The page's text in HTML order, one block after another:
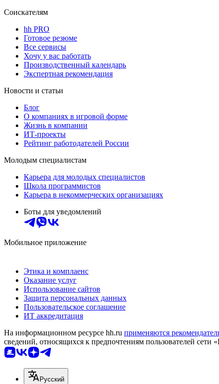
Соискателям
hh PRO
Готовое резюме
Все сервисы
Хочу у вас работать
Производственный календарь
Экспертная рекомендация
Новости и статьи
Блог
О компаниях в игровой форме
Жизнь в компании
ИТ-проекты
Рейтинг работодателей России
Молодым специалистам
Карьера для молодых специалистов
Школа программистов
Карьера в некоммерческих организациях
Боты для уведомлений
Мобильное приложение
Этика и комплаенс
Оказание услуг
Использование сайтов
Защита персональных данных
Пользовательское соглашение
ИТ аккредитация
На информационном ресурсе hh.ru применяются
сведений, относящихся к предпочтениям пользователей
Русский